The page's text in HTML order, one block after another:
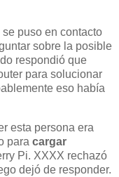
puso en contacto
sobre la posible
respondió que
para solucionar
eso había
esta persona era
para cargar
Pi. XXXX rechazó
dejó de responder.